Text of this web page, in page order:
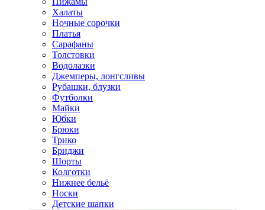
Халаты
Ночные сорочки
Платья
Сарафаны
Толстовки
Водолазки
Джемперы, лонгсливы
Рубашки, блузки
Футболки
Майки
Юбки
Брюки
Трико
Бриджи
Шорты
Колготки
Нижнее бельё
Носки
Детские шапки